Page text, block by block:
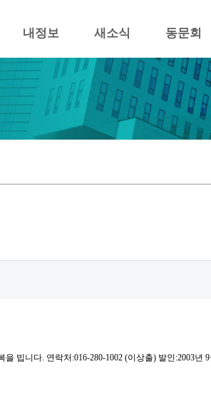
내정보 새소식 동문회
빕니다. 연락처:016-280-1002 (이상출) 발인:2003년